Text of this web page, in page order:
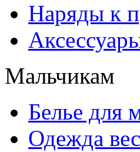
Наряды к
Мальчикам
Белье для
Одежда